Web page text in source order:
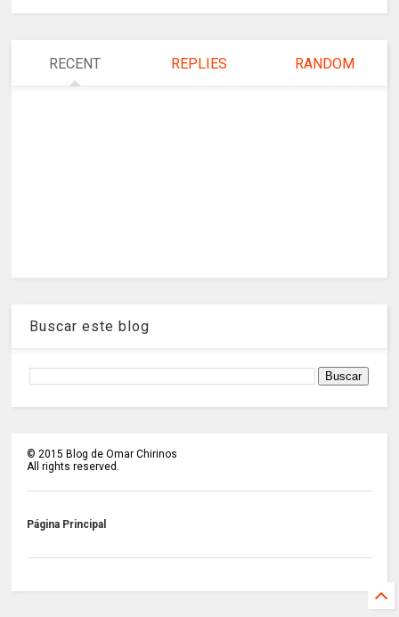
RECENT REPLIES RANDOM
Buscar este blog
©2015 Blog de Omar Chirinos
All rights reserved.
Página Principal